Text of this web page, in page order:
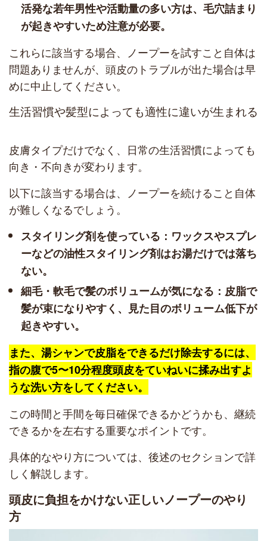
活発な若年男性や活動量の多い方は、毛穴詰まり
が起きやすいため注意が必要。
これらに該当する場合、ノープーを試すこと自体は
問題ありませんが、頭皮のトラブルが出た場合は早
めに中止してください。
生活習慣や髪型によっても適性に違いが生まれる
皮膚タイプだけでなく、日常の生活習慣によっても
向き・不向きが変わります。
以下に該当する場合は、ノープーを続けること自体
が難しくなるでしょう。
スタイリング剤を使っている：ワックスやスプレ
ーなどの油性スタイリング剤はお湯だけでは落ち
ない。
細毛・軟毛で髪のボリュームが気になる：皮脂で
髪が束になりやすく、見た目のボリューム低下が
起きやすい。
また、湯シャンで皮脂をできるだけ除去するには、
指の腹で5〜10分程度頭皮をていねいに揉み出すよ
うな洗い方をしてください。
この時間と手間を毎日確保できるかどうかも、継続
できるかを左右する重要なポイントです。
具体的なやり方については、後述のセクションで詳
しく解説します。
頭皮に負担をかけない正しいノープーのやり
方